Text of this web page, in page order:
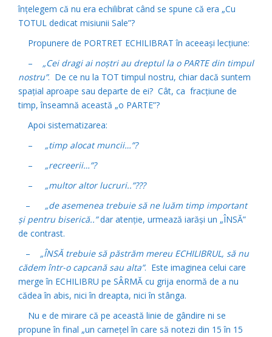
înţelegem că nu era echilibrat când se spune că era „Cu
TOTUL dedicat misiunii Sale”?
Propunere de PORTRET ECHILIBRAT în aceeaşi lecţiune:
– „Cei dragi ai noştri au dreptul la o PARTE din timpul
nostru”. De ce nu la TOT timpul nostru, chiar dacă suntem
spaţial aproape sau departe de ei? Cât, ca fracţiune de
timp, înseamnă această „o PARTE”?
Apoi sistematizarea:
– „timp alocat muncii…”?
–
„recreerii…”?
–
„multor altor lucruri..”???
–
„de asemenea trebuie să ne luăm timp important
şi pentru biserică..”dar atenţie, urmează iarăşi un „ÎNSĂ”
de contrast.
– „ÎNSĂ trebuie să păstrăm mereu ECHILIBRUL, să nu
cădem într-o capcană sau alta”. Este imaginea celui care
merge în ECHILIBRU pe SÂRMĂ cu grija enormă de a nu
cădea în abis, nici în dreapta, nici în stânga.
Nu e de mirare că pe această linie de gândire ni se
propune în final „un carneţel în care să notezi din 15 în 15